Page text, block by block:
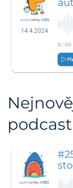
14.4.2024
0:00